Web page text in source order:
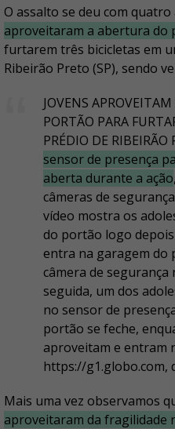
O assalto se deu com
aproveitaram a abertura do
furtarem três bicicletas em
Ribeirão Preto (SP), sendo
JOVENS
PORTÃO PARA
PRÉDIO DE
sensor de presença
aberta durante a ação
câmeras de
vídeo mostra os
do portão logo
entra na garagem do
câmera de segurança
seguida, um dos
no sensor de
portão se feche,
aproveitam e entram
https://g1.globo.com,
Mais uma vez observamos
aproveitaram da fragilidade